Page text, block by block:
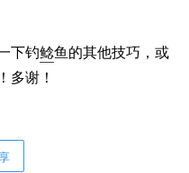
下钓鲶鱼的其他技巧，或
多谢！